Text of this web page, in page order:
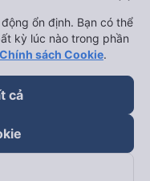
ổn định. Bạn có thể
kỳ lúc nào trong phần
Chính sách Cookie.
cả